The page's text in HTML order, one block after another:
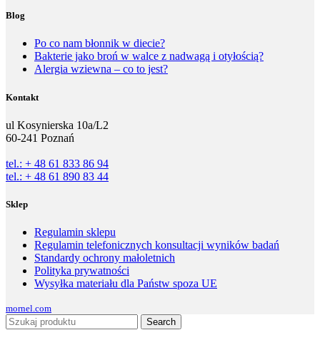
Blog
Po co nam błonnik w diecie?
Bakterie jako broń w walce z nadwagą i otyłością?
Alergia wziewna – co to jest?
Kontakt
ul Kosynierska 10a/L2
60-241 Poznań
tel.: + 48 61 833 86 94
tel.: + 48 61 890 83 44
Sklep
Regulamin sklepu
Regulamin telefonicznych konsultacji wyników badań
Standardy ochrony małoletnich
Polityka prywatności
Wysyłka materiału dla Państw spoza UE
mornel.com
Search